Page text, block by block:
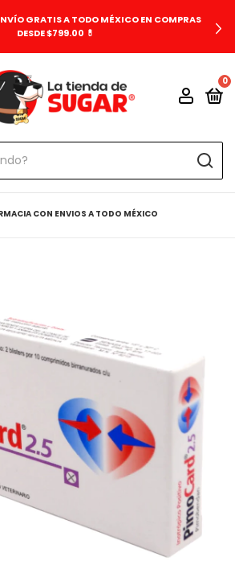
GRATIS A TODO MÉXICO EN COMPRAS
DESDE $799.00 💊
0
CON ENVIOS A TODO MÉXICO